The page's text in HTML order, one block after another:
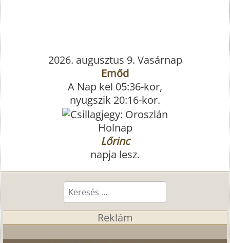
2026. augusztus 9. Vasárnap
Emőd
A Nap kel 05:36-kor,
nyugszik 20:16-kor.
Holnap
Lőrinc
napja lesz.
Keresés...
Reklám